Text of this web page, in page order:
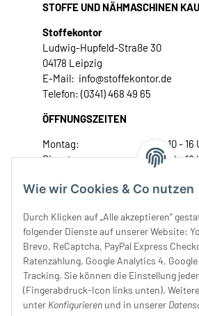
Wie wir Cookies & Co nutzen
Durch Klicken auf „Alle akzeptieren“
folgender Dienste auf unserer Website:
Brevo, ReCaptcha, PayPal Express
Ratenzahlung, Google Analytics 4,
Tracking. Sie können die Einstellung
(Fingerabdruck-Icon links unten).
unter Konfigurieren und in unserer
STOFFE UND NÄHMASCHINEN
Stoffekontor
Ludwig-Hupfeld-Straße 30
04178 Leipzig
E-Mail: info@stoffekontor.de
Telefon: (0341) 468 49 65
ÖFFNUNGSZEITEN
Montag:
10 - 16
Dienstag:
10 -
Donnerstag:
10 - 18
Samstag:
10 - 14
Unser Service
Rechtliches